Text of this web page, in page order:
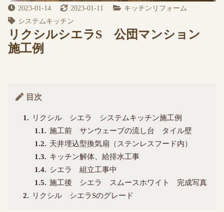
2023-01-14 2023-01-11
キッチンリフォーム
システムキッチン
リクシルシエラS 公団マンション
施工例
目次
1
リクシル シエラ システムキッチン施工例
1.1
施工前 サンウェーブの流し台 タイル壁
1.2
天井埋込型換気扇（ステンレスフード内）
1.3
キッチン解体、給排水工事
1.4
シエラ 組立工事中
1.5
施工後 シエラ スムースホワイト 完成写真
2
リクシル シエラSのグレード